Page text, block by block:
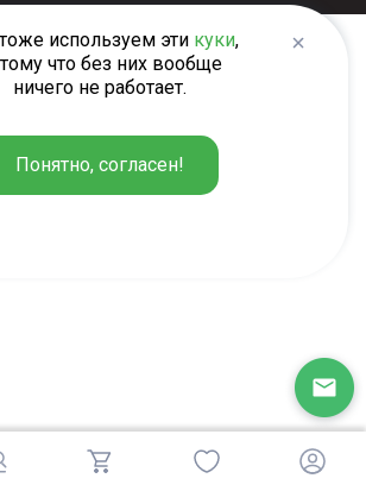
используем эти куки,
что без них вообще
ничего не работает.
Понятно, согласен!